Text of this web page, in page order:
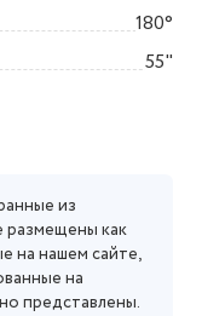
180°
55"
из
размещены как
на нашем сайте,
на
представлены.